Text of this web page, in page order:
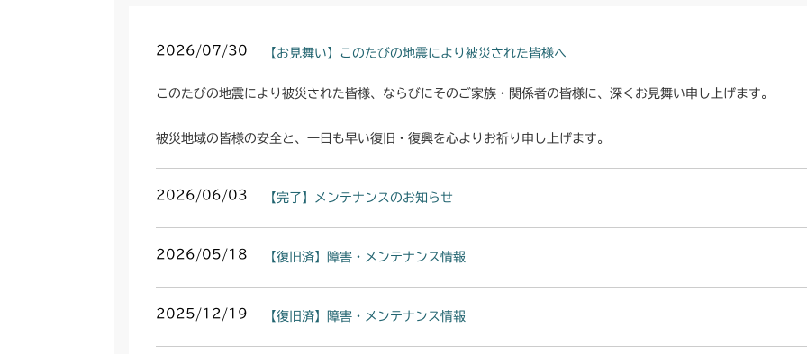
2026/07/30 【お見舞い】このたびの地震により被災された皆様へ
このたびの地震により被災された皆様、ならびにそのご家族・関係者の皆様に、深くお見舞い申し上げます。
被災地域の皆様の安全と、一日も早い復旧・復興を心よりお祈り申し上げます。
2026/06/03 【完了】メンテナンスのお知らせ
2026/05/18 【復旧済】障害・メンテナンス情報
2025/12/19 【復旧済】障害・メンテナンス情報